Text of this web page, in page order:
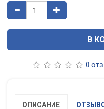
В
0
ОПИСАНИЕ